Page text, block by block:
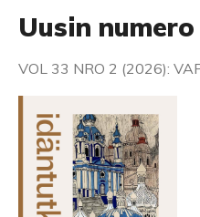
Uusin numero
VOL 33 NRO 2 (2026):